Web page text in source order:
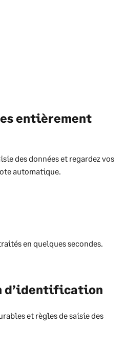
entièrement
des données et regardez vos
automatique.
en quelques secondes.
d’identification
et règles de saisie des